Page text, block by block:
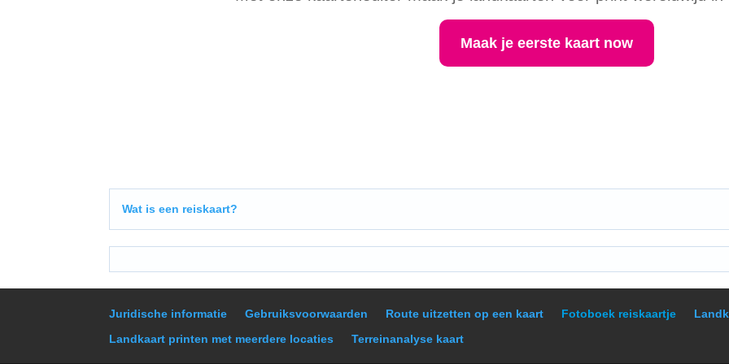
Maak je eerste kaart now
Wat is een reiskaart?
Juridische informatie Gebruiksvoorwaarden Route uitzetten op een kaart Fotoboek reiskaartje
Landkaart printen met meerdere locaties
Terreinanalyse kaart